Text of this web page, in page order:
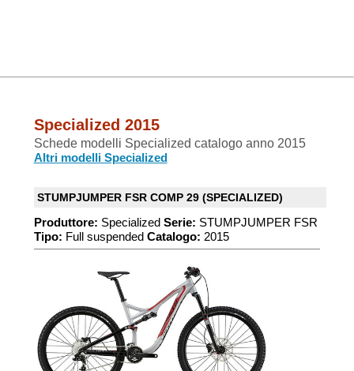
Specialized 2015
Schede modelli Specialized catalogo anno 2015
Altri modelli Specialized
STUMPJUMPER FSR COMP 29 (SPECIALIZED)
Produttore: Specialized Serie: STUMPJUMPER FSR
Tipo: Full suspended Catalogo: 2015